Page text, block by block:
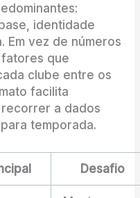
identidade
Em vez de números
que
clube entre os
facilita
a dados
temporada.
Desafio